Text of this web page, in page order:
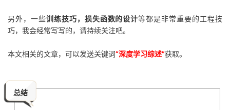
另外，一些训练技巧，损失函数的设计等都是非常重要的工程技
巧，我会经常写写的，请持续关注吧。
本文相关的文章，可以发送关键词“深度学习综述”获取。
总结